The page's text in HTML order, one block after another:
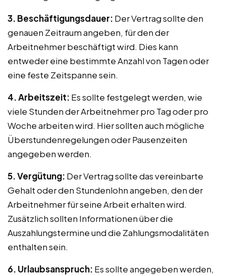
3. Beschäftigungsdauer: Der Vertrag sollte den
genauen Zeitraum angeben, für den der
Arbeitnehmer beschäftigt wird. Dies kann
entweder eine bestimmte Anzahl von Tagen oder
eine feste Zeitspanne sein.
4. Arbeitszeit: Es sollte festgelegt werden, wie
viele Stunden der Arbeitnehmer pro Tag oder pro
Woche arbeiten wird. Hier sollten auch mögliche
Überstundenregelungen oder Pausenzeiten
angegeben werden.
5. Vergütung: Der Vertrag sollte das vereinbarte
Gehalt oder den Stundenlohn angeben, den der
Arbeitnehmer für seine Arbeit erhalten wird.
Zusätzlich sollten Informationen über die
Auszahlungstermine und die Zahlungsmodalitäten
enthalten sein.
6. Urlaubsanspruch: Es sollte angegeben werden,